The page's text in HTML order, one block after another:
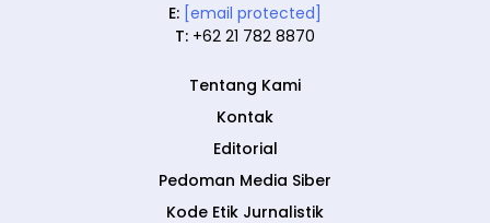
E: [email protected]
T: +62 21 782 8870
Tentang Kami
Kontak
Editorial
Pedoman Media Siber
Kode Etik Jurnalistik